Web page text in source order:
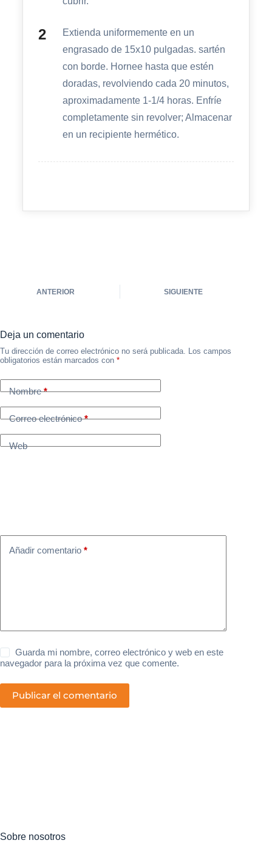
Extienda uniformemente en un
engrasado de 15x10 pulgadas. sartén
con borde. Hornee hasta que estén
doradas, revolviendo cada 20 minutos,
aproximadamente 1-1/4 horas. Enfríe
completamente sin revolver; Almacenar
en un recipiente hermético.
ANTERIOR SIGUIENTE
Deja un comentario
Tu dirección de correo electrónico no será publicada.
Los campos
obligatorios están marcados con *
Nombre*
Correo electrónico*
Web
Añadir comentario *
Guarda mi nombre, correo electrónico y web en este
navegador para la próxima vez que comente.
Publicar el comentario
Sobre nosotros